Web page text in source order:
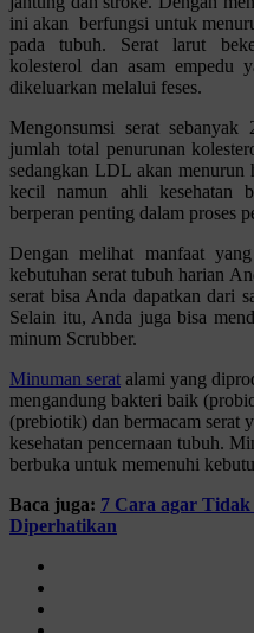
ini akan berfungsi untuk
pada tubuh. Serat larut
kolesterol dan asam empedu
dikeluarkan melalui feses.
Mengonsumsi serat
jumlah total penurunan
sedangkan LDL akan
kecil namun ahli kesehatan
berperan penting dalam proses
Dengan melihat manfaat
kebutuhan serat tubuh harian
serat bisa Anda dapatkan dari
Selain itu, Anda juga bisa
minum Scrubber.
Minuman serat alami yang
mengandung bakteri baik
(prebiotik) dan bermacam serat
kesehatan pencernaan tubuh.
berbuka untuk memenuhi
Baca juga: 7 Cara agar Tidak
Diperhatikan